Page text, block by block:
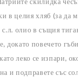
в целия хляб (за да
олио в същия
докато повечето
леко се изпари,
и подправете със